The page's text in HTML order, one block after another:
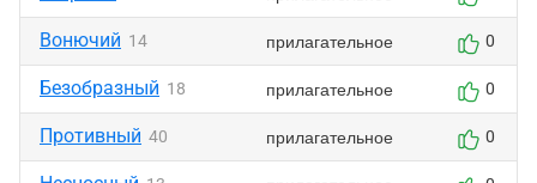
Вонючий 14 прилагательное 0
Безобразный 18 прилагательное 0
Противный 40 прилагательное 0